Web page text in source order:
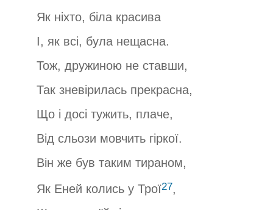
Як ніхто, біла красива
І, як всі, була нещасна.
Тож, дружиною не ставши,
Так зневірилась прекрасна,
Що і досі тужить, плаче,
Від сльози мовчить гіркої.
Він же був таким тираном,
Як Еней колись у Трої27,